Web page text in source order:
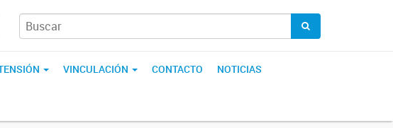
VINCULACIÓN CONTACTO NOTICIAS